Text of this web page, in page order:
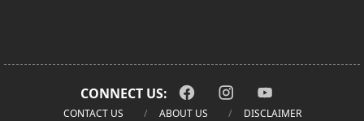
CONNECT US:
CONTACT US ABOUT US DISCLAIMER